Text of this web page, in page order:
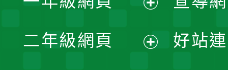
開
二年級網頁
好站